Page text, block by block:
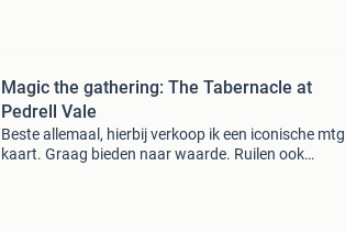
Magic the gathering: The Tabernacle at
Pedrell Vale
Beste allemaal, hierbij verkoop ik een iconische mtg
kaart. Graag bieden naar waarde. Ruilen ook